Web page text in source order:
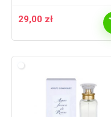
29,00 zł